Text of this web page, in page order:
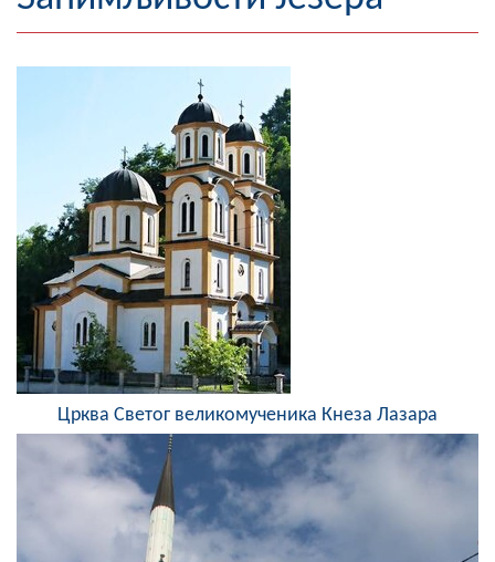
Географија
Насељена мјеста
Занимљивости
Фотогалерија
НАЧЕЛНИК
О Начелнику
Замјеник начелника
Извјештај о раду начелника
СКУПШТИНА
Статут Општине
Скупштинско вијеће општине језеро
Црква Светог великомученика Кнеза Лазара